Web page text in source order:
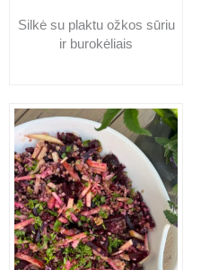
Silkė su plaktu ožkos sūriu
ir burokėliais